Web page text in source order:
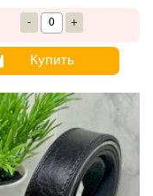
- +
Купить